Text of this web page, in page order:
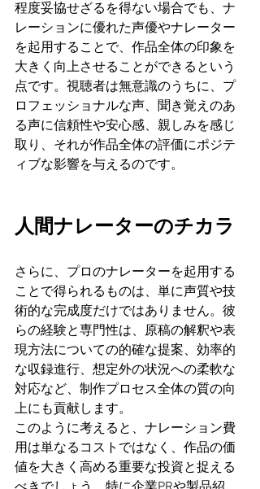
程度妥協せざるを得ない場合でも、ナ
レーションに優れた声優やナレーター
を起用することで、作品全体の印象を
大きく向上させることができるという
点です。視聴者は無意識のうちに、プ
ロフェッショナルな声、聞き覚えのあ
る声に信頼性や安心感、親しみを感じ
取り、それが作品全体の評価にポジテ
ィブな影響を与えるのです。
人間ナレーターのチカラ
さらに、プロのナレーターを起用する
ことで得られるものは、単に声質や技
術的な完成度だけではありません。彼
らの経験と専門性は、原稿の解釈や表
現方法についての的確な提案、効率的
な収録進行、想定外の状況への柔軟な
対応など、制作プロセス全体の質の向
上にも貢献します。
このように考えると、ナレーション費
用は単なるコストではなく、作品の価
値を大きく高める重要な投資と捉える